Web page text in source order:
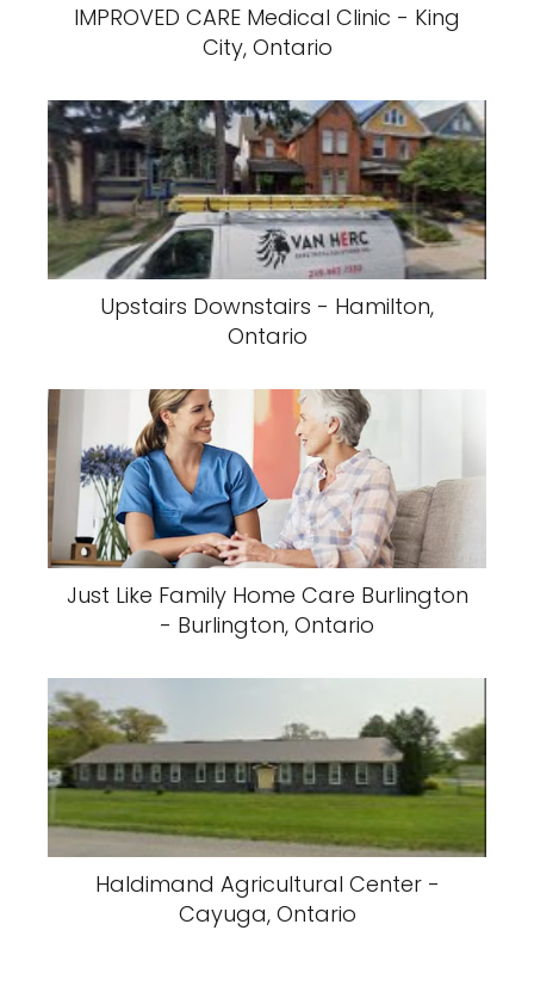
IMPROVED CARE Medical Clinic - King
City, Ontario
Upstairs Downstairs - Hamilton,
Ontario
Just Like Family Home Care Burlington
- Burlington, Ontario
Haldimand Agricultural Center -
Cayuga, Ontario